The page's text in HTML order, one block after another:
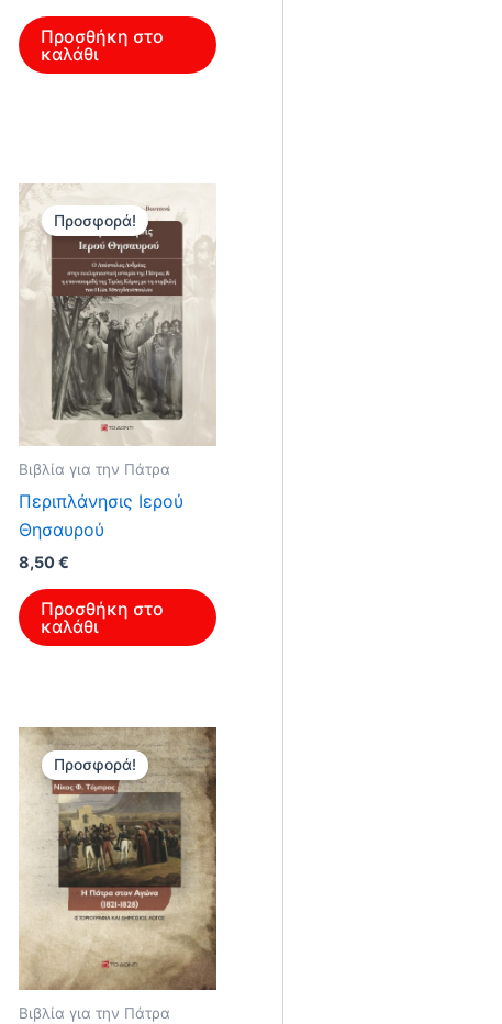
Προσθήκη στο
καλάθι
Προσφορά!
Βιβλία για την Πάτρα
Περιπλάνησις Ιερού
Θησαυρού
Original
was:
13,60 €.
8,50€
τιμή
είναι:
8,50 €.
Προσθήκη στο
καλάθι
Προσφορά!
Βιβλία για την Πάτρα